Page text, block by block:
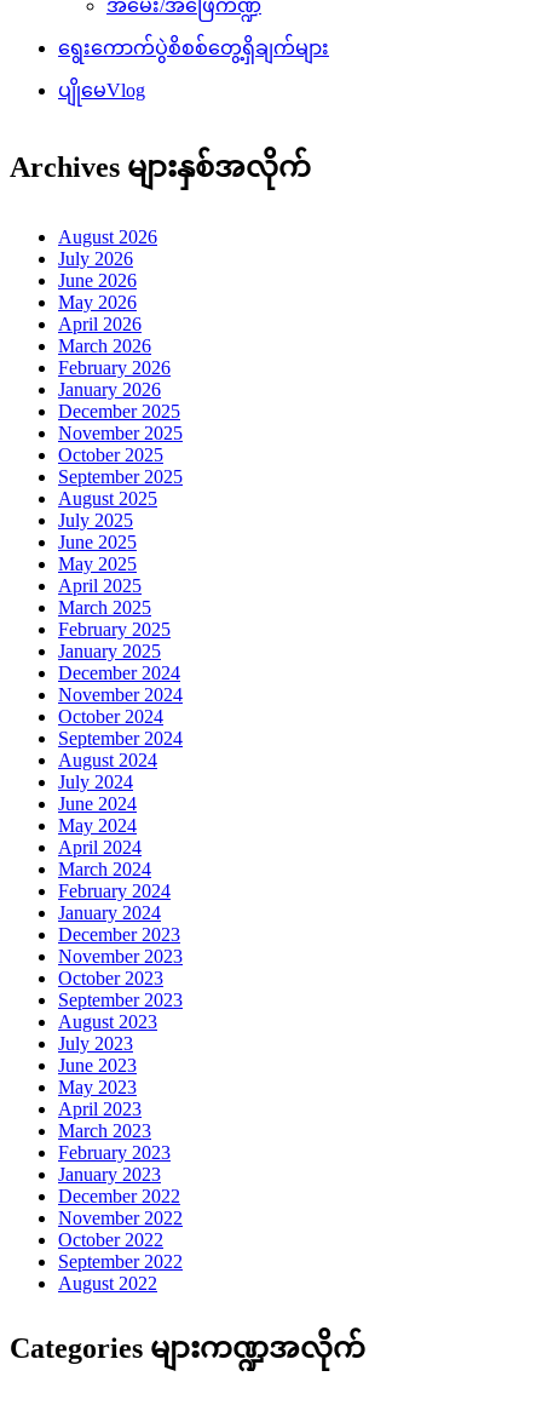
အမေး/အဖြေကဏ္ဍ
ရွေးကောက်ပွဲစိစစ်တွေ့ရှိချက်များ
ပျိုမေVlog
Archives များနှစ်အလိုက်
August 2026
July 2026
June 2026
May 2026
April 2026
March 2026
February 2026
January 2026
December 2025
November 2025
October 2025
September 2025
August 2025
July 2025
June 2025
May 2025
April 2025
March 2025
February 2025
January 2025
December 2024
November 2024
October 2024
September 2024
August 2024
July 2024
June 2024
May 2024
April 2024
March 2024
February 2024
January 2024
December 2023
November 2023
October 2023
September 2023
August 2023
July 2023
June 2023
May 2023
April 2023
March 2023
February 2023
January 2023
December 2022
November 2022
October 2022
September 2022
August 2022
Categories များကဏ္ဍအလိုက်